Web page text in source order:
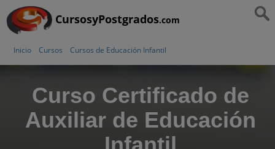
CursosyPostgrados.com
Inicio Cursos Cursos de Educación Infantil
Curso Certificado de
Auxiliar de Educación